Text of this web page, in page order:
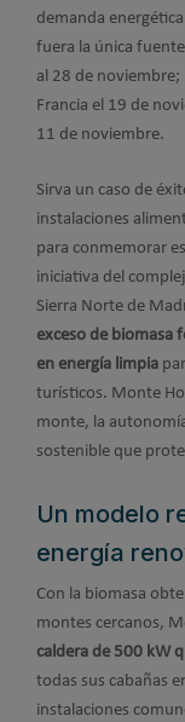
demanda
fuera la única
al 28 de
Francia el 19 de
11 de noviembre.
Sirva un caso de
instalaciones
para conmemorar
iniciativa del
Sierra Norte de
exceso de biomasa
en energía limpia
turísticos. Monte
monte, la
sostenible que
Un modelo
energía
Con la biomasa
montes cercanos,
caldera de 500 kW
todas sus cabañas
instalaciones